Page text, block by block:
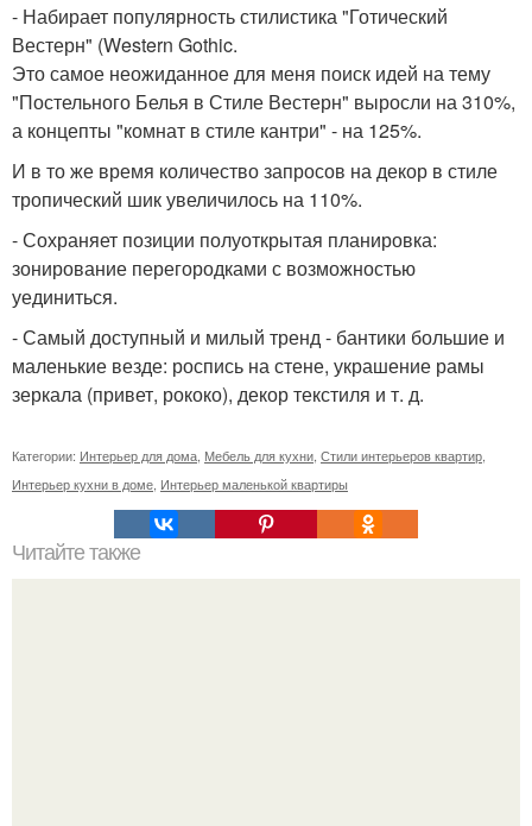
- Набирает популярность стилистика "Готический
Вестерн" (Western Gothic.
Это самое неожиданное для меня поиск идей на тему
"Постельного Белья в Стиле Вестерн" выросли на 310%,
а концепты "комнат в стиле кантри" - на 125%.
И в то же время количество запросов на декор в стиле
тропический шик увеличилось на 110%.
- Сохраняет позиции полуоткрытая планировка:
зонирование перегородками с возможностью
уединиться.
- Самый доступный и милый тренд - бантики большие и
маленькие везде: роспись на стене, украшение рамы
зеркала (привет, рококо), декор текстиля и т. д.
Категории: Интерьер для дома Мебель для кухни Стили интерьеров квартир
Интерьер кухни в доме Интерьер маленькой квартиры
Читайте также